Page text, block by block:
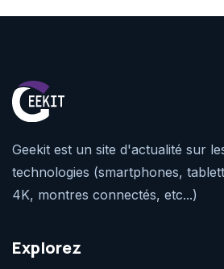
Geekit est un site d'actualité sur
technologies (smartphones,
4K, montres connectés, etc...)
Explorez